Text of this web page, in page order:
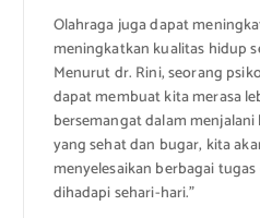
Olahraga juga dapat
meningkatkan kualitas hidup
Menurut dr. Rini, seorang
dapat membuat kita merasa
bersemangat dalam
yang sehat dan bugar, kita
menyelesaikan berbagai
dihadapi sehari-hari.”